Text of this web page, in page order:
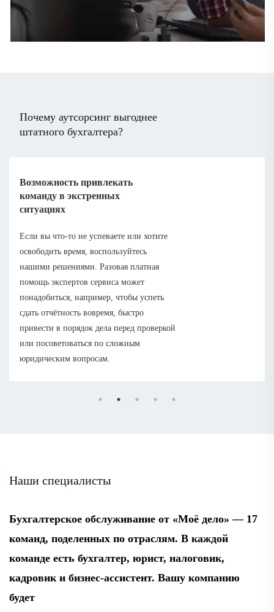
Почему аутсорсинг выгоднее
штатного бухгалтера?
Возможность привлекать
команду в экстренных
ситуациях
Если вы что-то не успеваете или хотите
освободить время, воспользуйтесь
нашими решениями. Разовая платная
помощь экспертов сервиса может
понадобиться, например, чтобы успеть
сдать отчётность вовремя, быстро
привести в порядок дела перед проверкой
или посоветоваться по сложным
юридическим вопросам.
Наши специалисты
Бухгалтерское обслуживание от «Моё дело» — 17
команд, поделенных по отраслям. В каждой
команде есть бухгалтер, юрист, налоговик,
кадровик и бизнес-ассистент. Вашу компанию
будет